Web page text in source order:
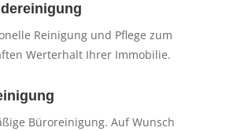
Reinigung und Pflege zum
Werterhalt Ihrer Immobilie.
Büroreinigung. Auf Wunsch